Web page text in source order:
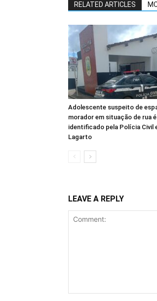
RELATED ARTICLES
Adolescente suspeito de
morador em situação de rua é
identificado pela Polícia Civil
Lagarto
LEAVE A REPLY